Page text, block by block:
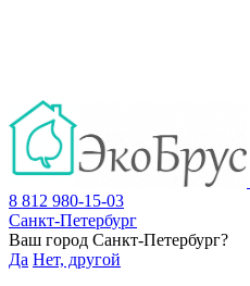
8 812 980-15-03
Санкт-Петербург
Ваш город Санкт-Петербург?
Да Нет, другой